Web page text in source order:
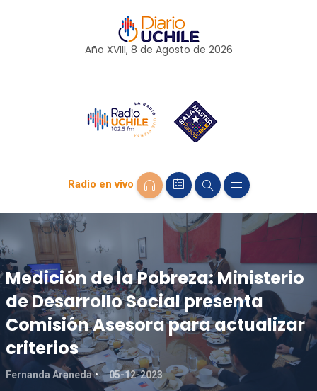
Año XVIII, 8 de Agosto de 2026
Radio en vivo
Medición de la Pobreza: Ministerio
de Desarrollo Social presenta
Comisión Asesora para actualizar
criterios
Fernanda Araneda 05-12-2023